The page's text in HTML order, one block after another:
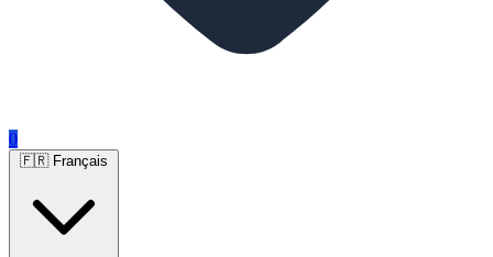
0